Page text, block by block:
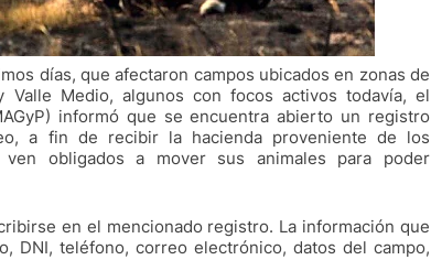
días, que afectaron campos ubicados en zonas de
Valle Medio, algunos con focos activos todavía, el
informó que se encuentra abierto un registro
a fin de recibir la hacienda proveniente de los
obligados a mover sus animales para poder
en el mencionado registro. La información que
DNI, teléfono, correo electrónico, datos del campo,